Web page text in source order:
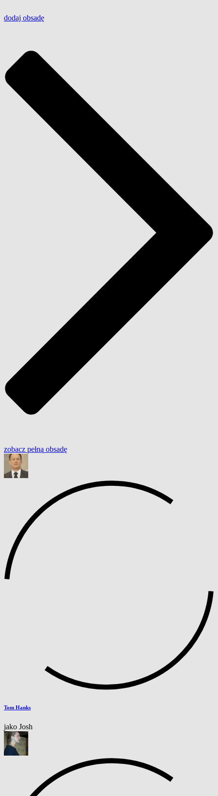
dodaj obsadę
zobacz pełną obsadę
Tom Hanks
jako Josh